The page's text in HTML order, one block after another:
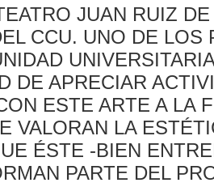
JUAN RUIZ
CCU. UNO DE
DE APRECIAR
ESTE ARTE A LA
VALORAN LA
ÉSTE -BIEN
PARTE DEL